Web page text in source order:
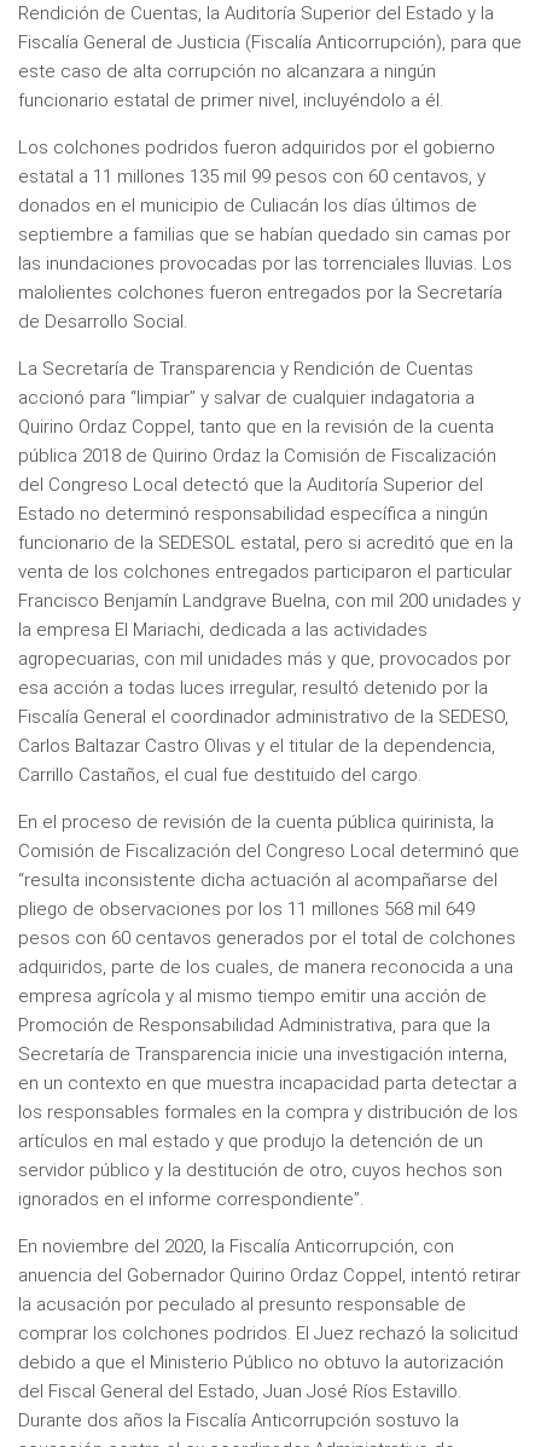
Rendición de Cuentas, la Auditoría Superior del Estado y la
Fiscalía General de Justicia (Fiscalía Anticorrupción), para que
este caso de alta corrupción no alcanzara a ningún
funcionario estatal de primer nivel, incluyéndolo a él.
Los colchones podridos fueron adquiridos por el gobierno
estatal a 11 millones 135 mil 99 pesos con 60 centavos, y
donados en el municipio de Culiacán los días últimos de
septiembre a familias que se habían quedado sin camas por
las inundaciones provocadas por las torrenciales lluvias. Los
malolientes colchones fueron entregados por la Secretaría
de Desarrollo Social.
La Secretaría de Transparencia y Rendición de Cuentas
accionó para “limpiar” y salvar de cualquier indagatoria a
Quirino Ordaz Coppel, tanto que en la revisión de la cuenta
pública 2018 de Quirino Ordaz la Comisión de Fiscalización
del Congreso Local detectó que la Auditoría Superior del
Estado no determinó responsabilidad específica a ningún
funcionario de la SEDESOL estatal, pero si acreditó que en la
venta de los colchones entregados participaron el particular
Francisco Benjamín Landgrave Buelna, con mil 200 unidades y
la empresa El Mariachi, dedicada a las actividades
agropecuarias, con mil unidades más y que, provocados por
esa acción a todas luces irregular, resultó detenido por la
Fiscalía General el coordinador administrativo de la SEDESO,
Carlos Baltazar Castro Olivas y el titular de la dependencia,
Carrillo Castaños, el cual fue destituido del cargo.
En el proceso de revisión de la cuenta pública quirinista, la
Comisión de Fiscalización del Congreso Local determinó que
“resulta inconsistente dicha actuación al acompañarse del
pliego de observaciones por los 11 millones 568 mil 649
pesos con 60 centavos generados por el total de colchones
adquiridos, parte de los cuales, de manera reconocida a una
empresa agrícola y al mismo tiempo emitir una acción de
Promoción de Responsabilidad Administrativa, para que la
Secretaría de Transparencia inicie una investigación interna,
en un contexto en que muestra incapacidad parta detectar a
los responsables formales en la compra y distribución de los
artículos en mal estado y que produjo la detención de un
servidor público y la destitución de otro, cuyos hechos son
ignorados en el informe correspondiente”.
En noviembre del 2020, la Fiscalía Anticorrupción, con
anuencia del Gobernador Quirino Ordaz Coppel, intentó retirar
la acusación por peculado al presunto responsable de
comprar los colchones podridos. El Juez rechazó la solicitud
debido a que el Ministerio Público no obtuvo la autorización
del Fiscal General del Estado, Juan José Ríos Estavillo.
Durante dos años la Fiscalía Anticorrupción sostuvo la